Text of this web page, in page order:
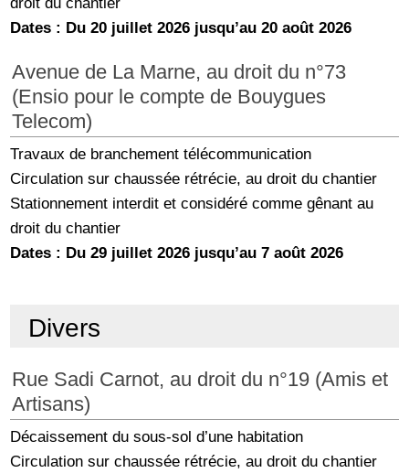
Dates : Du 20 juillet 2026 jusqu’au 20 août 2026
Avenue de La Marne, au droit du n°73
(Ensio pour le compte de Bouygues
Telecom)
Travaux de branchement télécommunication
Circulation sur chaussée rétrécie, au droit du chantier
Stationnement interdit et considéré comme gênant au
droit du chantier
Dates : Du 29 juillet 2026 jusqu’au 7 août 2026
Divers
Rue Sadi Carnot, au droit du n°19 (Amis et
Artisans)
Décaissement du sous-sol d’une habitation
Circulation sur chaussée rétrécie, au droit du chantier